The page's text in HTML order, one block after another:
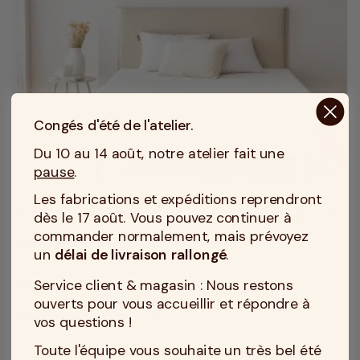
MADE IN TOURCOING
Matelas EOS dehoussable toutes tailles
Soutien : Ferme
Accueil : Equilibré
Epaisseur du matelas : 20 cm
Zone(s) de confort : Monozone
Congés d'été de l'atelier.
Du 10 au 14 août, notre atelier fait une
pause.
Les fabrications et expéditions reprendront
dès le 17 août. Vous pouvez continuer à
commander normalement, mais prévoyez
un délai de livraison rallongé.
Service client & magasin : Nous restons
ouverts pour vous accueillir et répondre à
vos questions !
Toute l'équipe vous souhaite un très bel été